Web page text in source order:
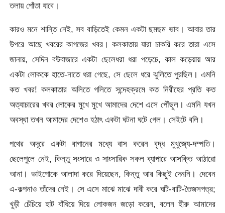
তলায় পোঁতা যাবে।
কারও মনে শান্তি নেই, সব বাড়িতেই কেমন একটা ছমছম ভাব। আবার তার
উপরে আছে খবরের কাগজের খবর। কলকাতায় যারা চাকরি করে তারা এসে
জানায়, সেদিন বউবাজারে একটা ছেলেধরা ধরা পড়েচে, কাল কড়েয়ায় আর
একটা লোককে হাতে-নাতে ধরা গেছে, সে ছেলে ধরে ঝুলিতে পুরছিল। এমনি
কত খবর! কলকাতার অলিতে গলিতে সন্দেহক্রমে কত নিরীহের প্রতি কত
অত্যাচারের খবর লোকের মুখে মুখে আমাদের দেশে এসে পৌঁছুল। এমনি যখন
অবস্থা তখন আমাদের দেশেও হঠাৎ একটা ঘটনা ঘটে গেল। সেইটে বলি।
পথের অদূরে একটা বাগানের মধ্যে বাস করেন বৃদ্ধ মুখুজ্যে-দম্পতি।
ছেলেপুলে নেই, কিন্তু সংসারে ও সাংসারিক সকল ব্যাপারে আসক্তি আঠারো
আনা। ভাইপোকে আলাদা করে দিয়েছেন, কিন্তু আর কিছুই দেননি। দেবেন
এ-কল্পনাও তাঁদের নেই। সে এসে মাঝে মাঝে দাবী করে ঘটি-বাটি-তৈজসপত্র;
খুড়ী চেঁচিয়ে হাট বাঁধিয়ে দিয়ে লোকজন জড়ো করেন, বলেন হীরু আমাদের